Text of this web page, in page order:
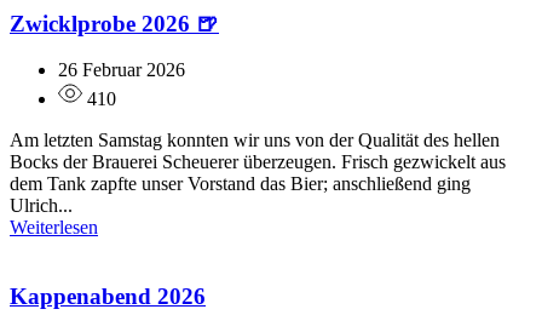
Zwicklprobe 2026 🍺
26 Februar 2026
410
Am letzten Samstag konnten wir uns von der Qualität des hellen
Bocks der Brauerei Scheuerer überzeugen. Frisch gezwickelt aus
dem Tank zapfte unser Vorstand das Bier; anschließend ging
Ulrich...
Weiterlesen
Kappenabend 2026